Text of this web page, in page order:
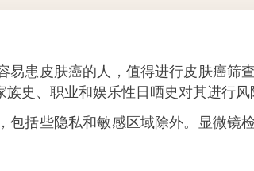
易患皮肤癌的人，值得进行皮肤癌筛
史、职业和娱乐性日晒史对其进行风
包括些隐私和敏感区域除外。显微镜